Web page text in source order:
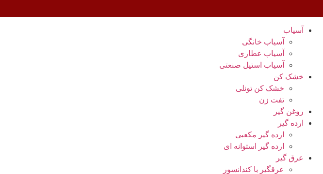
آسیاب
آسیاب خانگی
آسیاب عطاری
آسیاب استیل صنعتی
خشک کن
خشک کن تونلی
تفت زن
روغن گیر
ارده گیر
ارده گیر مکعبی
ارده گیر استوانه ای
عرق گیر
عرقگیر با کندانسور